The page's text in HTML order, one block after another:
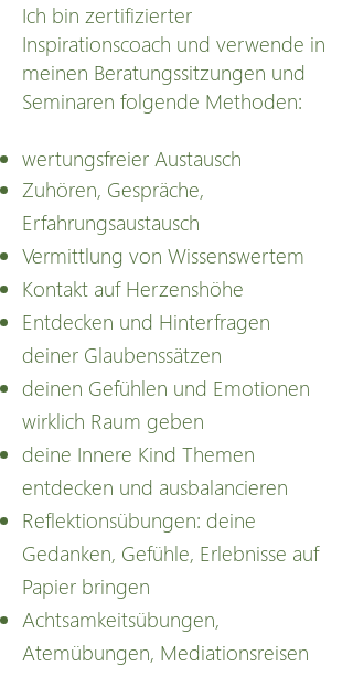
Ich bin zertifizierter
Inspirationscoach und verwende in
meinen Beratungssitzungen und
Seminaren folgende Methoden:
wertungsfreier Austausch
Zuhören, Gespräche,
Erfahrungsaustausch
Vermittlung von Wissenswertem
Kontakt auf Herzenshöhe
Entdecken und Hinterfragen
deiner Glaubenssätzen
deinen Gefühlen und Emotionen
wirklich Raum geben
deine Innere Kind Themen
entdecken und ausbalancieren
Reflektionsübungen: deine
Gedanken, Gefühle, Erlebnisse auf
Papier bringen
Achtsamkeitsübungen,
Atemübungen, Mediationsreisen